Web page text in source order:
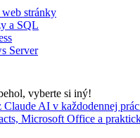
stránky
a SQL
Server
vyberte si iný!
AI v každodennej
Microsoft Office a